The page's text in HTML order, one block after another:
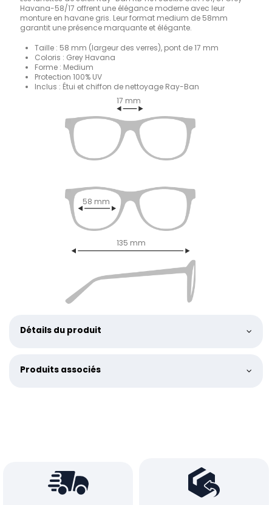
Havana-58/17 offrent une élégance moderne avec leur
monture en havane gris. Leur format medium de 58mm
garantit une présence marquante et élégante.
Taille : 58 mm (largeur des verres), pont de 17 mm
Coloris : Grey Havana
Forme : Medium
Protection 100% UV
Inclus : Étui et chiffon de nettoyage Ray-Ban
17 mm
58 mm
135 mm
Détails du produit
Produits associés